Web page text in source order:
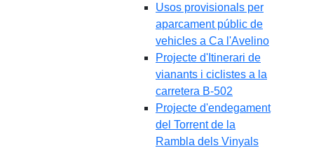
Usos provisionals per
aparcament públic de
vehicles a Ca l'Avelino
Projecte d'Itinerari de
vianants i ciclistes a la
carretera B-502
Projecte d'endegament
del Torrent de la
Rambla dels Vinyals